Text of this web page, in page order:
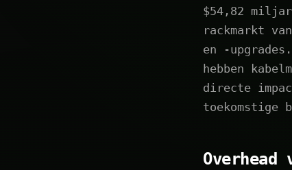
$54,82
rackmarkt
en -
hebben
directe
toekomstige